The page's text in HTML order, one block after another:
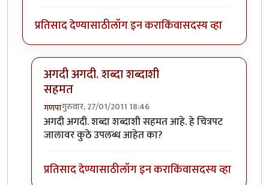
प्रतिसाद देण्यासाठीलॉग इन कराकिंवासदस्य व्हा
अगदी अगदी. शब्दा शब्दाशी
सहमत
गणपागुरुवार, 27/01/2011 18:46
In reply toभूमिकेला पुरेपूर न्याय देणारी अभिनेत्री...
अगदी अगदी. शब्दा शब्दाशी सहमत आहे. हे चित्रपट
जालावर कुठे उपलब्ध आहेत का?
प्रतिसाद देण्यासाठीलॉग इन कराकिंवासदस्य व्हा